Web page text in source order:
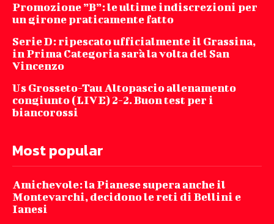
Promozione ”B”: le ultime indiscrezioni per
un girone praticamente fatto
Serie D: ripescato ufficialmente il Grassina,
in Prima Categoria sarà la volta del San
Vincenzo
Us Grosseto-Tau Altopascio allenamento
congiunto (LIVE) 2-2. Buon test per i
biancorossi
Most popular
Amichevole: la Pianese supera anche il
Montevarchi, decidono le reti di Bellini e
Ianesi